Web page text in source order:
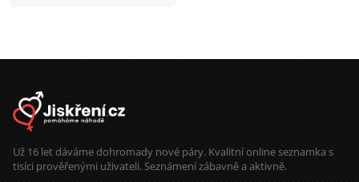
Už 16 let dáváme dohromady nové páry. Kvalitní online seznamka s
tisíci prověřenými uživateli. Seznámení zábavně a aktivně.